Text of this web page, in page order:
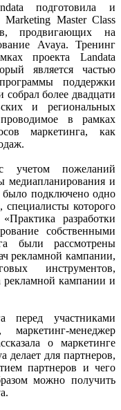
подготовила и
Marketing Master Class
продвигающих на
Avaya. Тренинг
проекта Landata
является частью
поддержки
более двадцати
и региональных
в рамках
маркетинга, как
учетом пожеланий
медиапланирования и
подключено одно
специалисты которого
разработки
собственными
были рассмотрены
рекламной кампании,
инструментов,
рекламной кампании и
перед участниками
менеджер
о маркетинге
делает для партнеров,
партнеров и чего
можно получить